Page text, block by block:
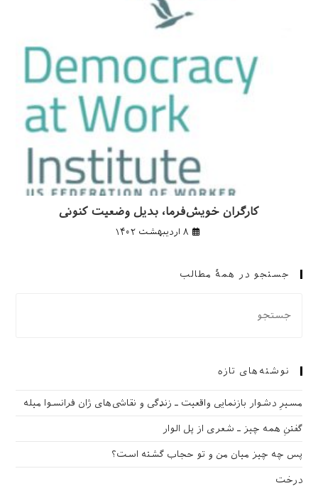
کارگران خویش‌فرما، بدیل وضعیت کنونی
۸ اردیبهشت ۱۴۰۲
جستجو در همهٔ مطالب
نوشته‌های تازه
مسیرِ دشوار بازنمایی واقعیت ـ زندگی و نقاشی‌های ژان فرانسوا میله
گفتنِ همه چیز ـ شعری از پل الوار
پس چه چیز میان من و تو حجاب گشته است؟
درخت